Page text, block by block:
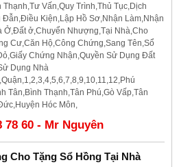
Thạnh,Tư Vấn,Quy Trình,Thủ Tục,Dịch
Đẫn,Điều Kiện,Lập Hồ Sơ,Nhận Làm,Nhận
Ở,Đất ở,Chuyển Nhượng,Tại Nhà,Cho
Cư,Căn Hộ,Công Chứng,Sang Tên,Sổ
Chứng Nhận,Quyền Sử Dụng Đất
Dụng Nhà
Tân,Bình Thạnh,Tân Phú,Gò Vấp,Tân
Hóc Môn,
78 60 - Mr Nguyên
Cho Tặng Sổ Hồng Tại Nhà